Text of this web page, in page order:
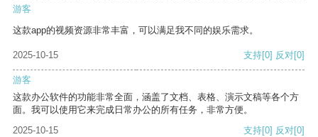
游客
这款app的视频资源非常丰富，可以满足我不同的娱乐需求。
2025-10-15 支持[0] 反对[0]
游客
这款办公软件的功能非常全面，涵盖了文档、表格、演示文稿等各个方
面。我可以使用它来完成日常办公的所有任务，非常方便。
2025-10-15
支持[0] 反对[0]